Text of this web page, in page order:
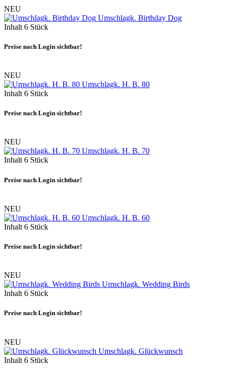
NEU
Umschlagk. Birthday Dog
Inhalt 6 Stück
Preise nach Login sichtbar!
NEU
Umschlagk. H. B. 80
Inhalt 6 Stück
Preise nach Login sichtbar!
NEU
Umschlagk. H. B. 70
Inhalt6 Stück
Preise nach Login sichtbar!
NEU
Umschlagk. H. B. 60
Inhalt 6 Stück
Preise nach Login sichtbar!
NEU
Umschlagk. Wedding Birds
Inhalt 6 Stück
Preise nach Login sichtbar!
NEU
Umschlagk. Glückwunsch
Inhalt 6 Stück